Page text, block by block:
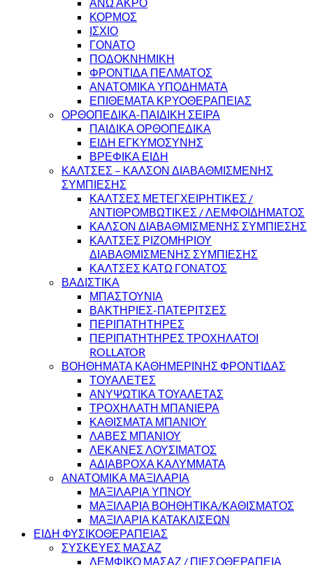
ΑΝΩ ΑΚΡΟ
ΚΟΡΜΟΣ
ΙΣΧΙΟ
ΓΟΝΑΤΟ
ΠΟΔΟΚΝΗΜΙΚΗ
ΦΡΟΝΤΙΔΑ ΠΕΛΜΑΤΟΣ
ΑΝΑΤΟΜΙΚΑ ΥΠΟΔΗΜΑΤΑ
ΕΠΙΘΕΜΑΤΑ ΚΡΥΟΘΕΡΑΠΕΙΑΣ
ΟΡΘΟΠΕΔΙΚΑ-ΠΑΙΔΙΚΗ ΣΕΙΡΑ
ΠΑΙΔΙΚΑ ΟΡΘΟΠΕΔΙΚΑ
ΕΙΔΗ ΕΓΚΥΜΟΣΥΝΗΣ
ΒΡΕΦΙΚΑ ΕΙΔΗ
ΚΑΛΤΣΕΣ – ΚΑΛΣΟΝ ΔΙΑΒΑΘΜΙΣΜΕΝΗΣ
ΣΥΜΠΙΕΣΗΣ
ΚΑΛΤΣΕΣ ΜΕΤΕΓΧΕΙΡΗΤΙΚΕΣ /
ΑΝΤΙΘΡΟΜΒΩΤΙΚΕΣ / ΛΕΜΦΟΙΔΗΜΑΤΟΣ
ΚΑΛΣΟΝ ΔΙΑΒΑΘΜΙΣΜΕΝΗΣ ΣΥΜΠΙΕΣΗΣ
ΚΑΛΤΣΕΣ ΡΙΖΟΜΗΡΙΟΥ
ΔΙΑΒΑΘΜΙΣΜΕΝΗΣ ΣΥΜΠΙΕΣΗΣ
ΚΑΛΤΣΕΣ ΚΑΤΩ ΓΟΝΑΤΟΣ
ΒΑΔΙΣΤΙΚΑ
ΜΠΑΣΤΟΥΝΙΑ
ΒΑΚΤΗΡΙΕΣ-ΠΑΤΕΡΙΤΣΕΣ
ΠΕΡΙΠΑΤΗΤΗΡΕΣ
ΠΕΡΙΠΑΤΗΤΗΡΕΣ ΤΡΟΧΗΛΑΤΟΙ
ROLLATOR
ΒΟΗΘΗΜΑΤΑ ΚΑΘΗΜΕΡΙΝΗΣ ΦΡΟΝΤΙΔΑΣ
ΤΟΥΑΛΕΤΕΣ
ΑΝΥΨΩΤΙΚΑ ΤΟΥΑΛΕΤΑΣ
ΤΡΟΧΗΛΑΤΗ ΜΠΑΝΙΕΡΑ
ΚΑΘΙΣΜΑΤΑ ΜΠΑΝΙΟΥ
ΛΑΒΕΣ ΜΠΑΝΙΟΥ
ΛΕΚΑΝΕΣ ΛΟΥΣΙΜΑΤΟΣ
ΑΔΙΑΒΡΟΧΑ ΚΑΛΥΜΜΑΤΑ
ΑΝΑΤΟΜΙΚΑ ΜΑΞΙΛΑΡΙΑ
ΜΑΞΙΛΑΡΙΑ ΥΠΝΟΥ
ΜΑΞΙΛΑΡΙΑ ΒΟΗΘΗΤΙΚΑ/ΚΑΘΙΣΜΑΤΟΣ
ΜΑΞΙΛΑΡΙΑ ΚΑΤΑΚΛΙΣΕΩΝ
ΕΙΔΗ ΦΥΣΙΚΟΘΕΡΑΠΕΙΑΣ
ΣΥΣΚΕΥΕΣ ΜΑΣΑΖ
ΛΕΜΦΙΚΟ ΜΑΣΑΖ / ΠΙΕΣΟΘΕΡΑΠΕΙΑ